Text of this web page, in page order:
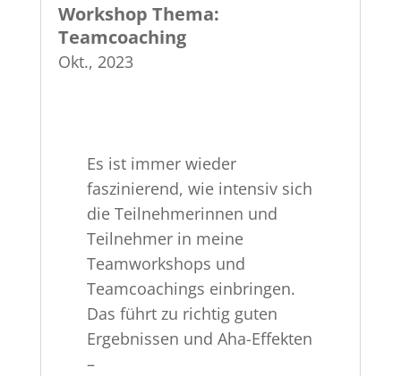
Workshop Thema:
Teamcoaching
Okt., 2023
Es ist immer wieder
faszinierend, wie intensiv sich
die Teilnehmerinnen und
Teilnehmer in meine
Teamworkshops und
Teamcoachings einbringen.
Das führt zu richtig guten
Ergebnissen und Aha-Effekten
–